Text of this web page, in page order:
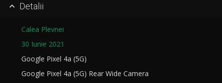
 Detalii
Calea Plevnei
30 Iunie 2021
Google Pixel 4a (5G)
Google Pixel 4a (5G) Rear Wide Camera